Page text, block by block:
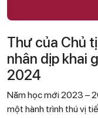
Thư của Chủ
nhân dịp khai
2024
Năm học mới 2023 –
một hành trình thú vị